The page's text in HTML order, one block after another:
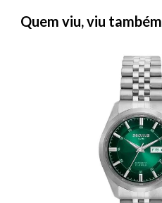
Quem viu, viu também